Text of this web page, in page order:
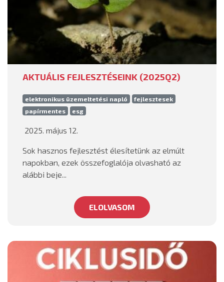
AKTUÁLIS FEJLESZTÉSEINK (2025Q2)
elektronikus üzemeltetési napló
fejlesztesek
papírmentes
esg
2025. május 12.
Sok hasznos fejlesztést élesítetünk az elmúlt
napokban, ezek összefoglalója olvasható az
alábbi beje...
ELOLVASOM